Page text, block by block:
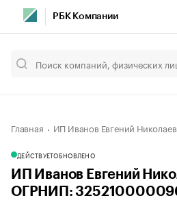
РБК Компании
Главная ИП Иванов Евгений
ДЕЙСТВУЕТОБНОВЛЕНО
ИП Иванов Евгений
ОГРНИП: